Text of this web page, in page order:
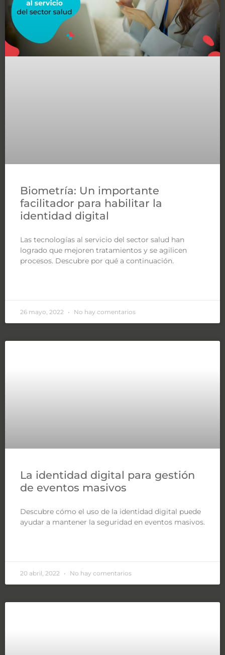
Biometría: Un importante
facilitador para habilitar la
identidad digital
Las tecnologías al servicio del sector salud han
logrado que mejoren tratamientos y se agilicen
procesos. Descubre por qué a continuación.
26 mayo, 2022 No hay comentarios
La identidad digital para gestión
de eventos masivos
Descubre cómo el uso de la identidad digital puede
ayudar a mantener la seguridad en eventos masivos.
20 abril, 2022 No hay comentarios